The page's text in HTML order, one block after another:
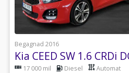
Begagnad 2016
Kia CEED SW 1.6 CRDi
17 000 mil Diesel Automat